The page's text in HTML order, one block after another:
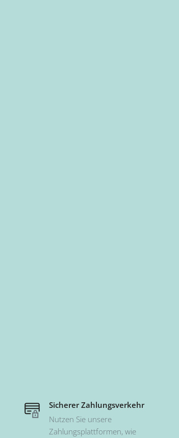
Sicherer Zahlungsverkehr
Nutzen Sie unsere
Zahlungsplattformen, wie